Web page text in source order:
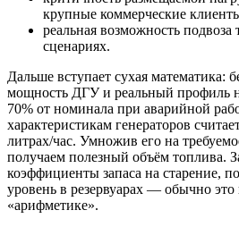
крупные коммерческие
реальная возможность
сценариях.
Дальше вступает сухая математика:
мощность ДГУ и реальный профиль
70% от номинала при аварийной
характеристикам генераторов
литрах/час. Умножив его на
получаем полезный объём топлива.
коэффициенты запаса на старение,
уровень в резервуарах — обычно
«арифметике».